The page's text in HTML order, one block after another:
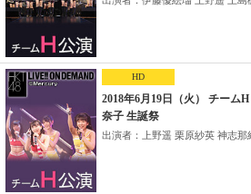
HD
2018年6月19日（火） チーム
奈子 生誕祭
出演者：上野遥 栗原紗英 神志那